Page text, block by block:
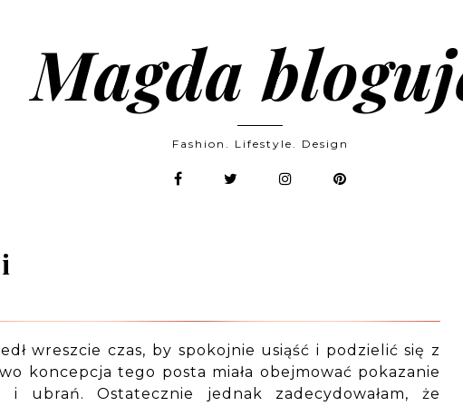
Magda
Fashion. Lifestyle. Design
wreszcie czas, by spokojnie usiąść i podzielić się z
koncepcja tego posta miała obejmować pokazanie
ubrań. Ostatecznie jednak zadecydowałam, że